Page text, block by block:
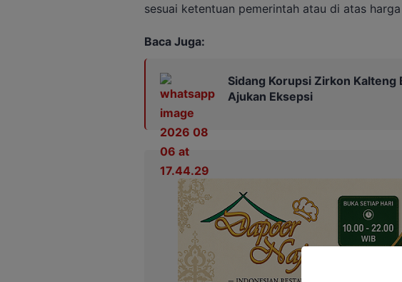
sesuai ketentuan pemerintah atau di atas
Baca Juga:
Sidang Korupsi Zirkon
Ajukan Eksepsi